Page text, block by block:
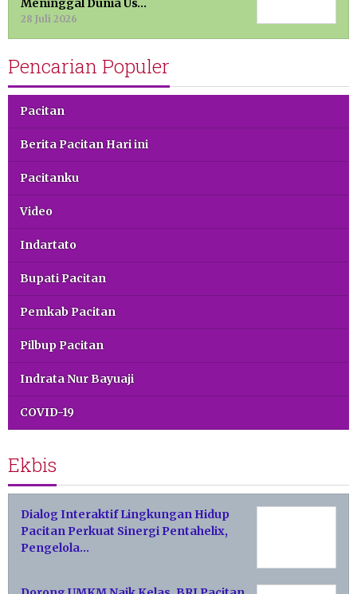
Meninggal Dunia Us…
28 Juli 2026
Pencarian Populer
Pacitan
Berita Pacitan Hari ini
Pacitanku
Video
Indartato
Bupati Pacitan
Pemkab Pacitan
Pilbup Pacitan
Indrata Nur Bayuaji
COVID-19
Ekbis
Dialog Interaktif Lingkungan Hidup
Pacitan Perkuat Sinergi Pentahelix,
Pengelola…